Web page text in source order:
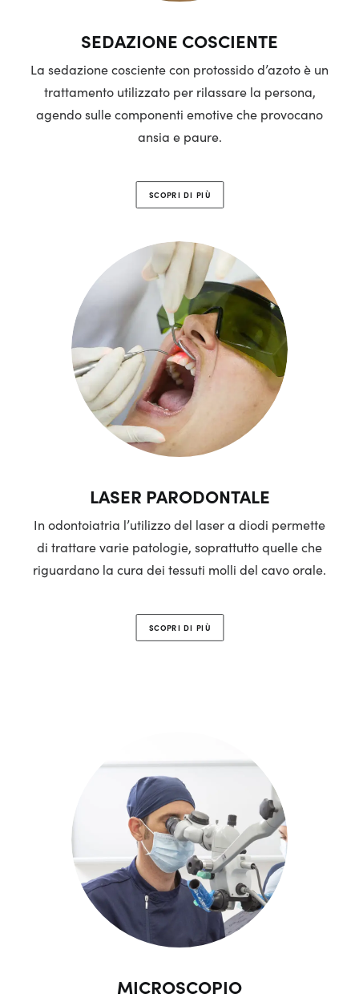
SEDAZIONE COSCIENTE
La sedazione cosciente con protossido d’azoto è un
trattamento utilizzato per rilassare la persona,
agendo sulle componenti emotive che provocano
ansia e paure.
SCOPRI DI PIÙ
LASER PARODONTALE
In odontoiatria l’utilizzo del laser a diodi permette
di trattare varie patologie, soprattutto quelle che
riguardano la cura dei tessuti molli del cavo orale.
SCOPRI DI PIÙ
MICROSCOPIO